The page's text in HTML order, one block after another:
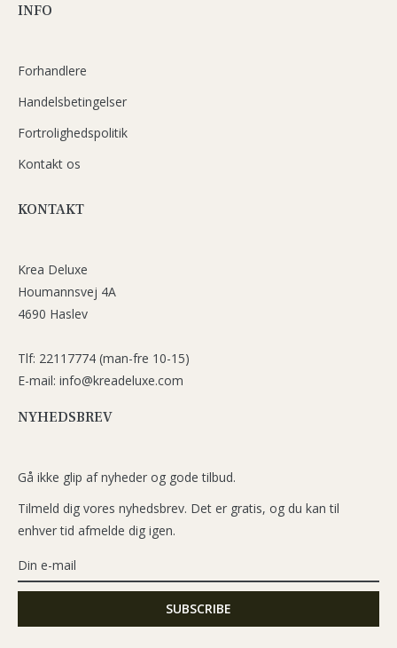
INFO
Forhandlere
Handelsbetingelser
Fortrolighedspolitik
Kontakt os
KONTAKT
Krea Deluxe
Houmannsvej 4A
4690 Haslev
Tlf: 22117774 (man-fre 10-15)
E-mail: info@kreadeluxe.com
NYHEDSBREV
Gå ikke glip af nyheder og gode tilbud.
Tilmeld dig vores nyhedsbrev. Det er gratis, og du kan til
enhver tid afmelde dig igen.